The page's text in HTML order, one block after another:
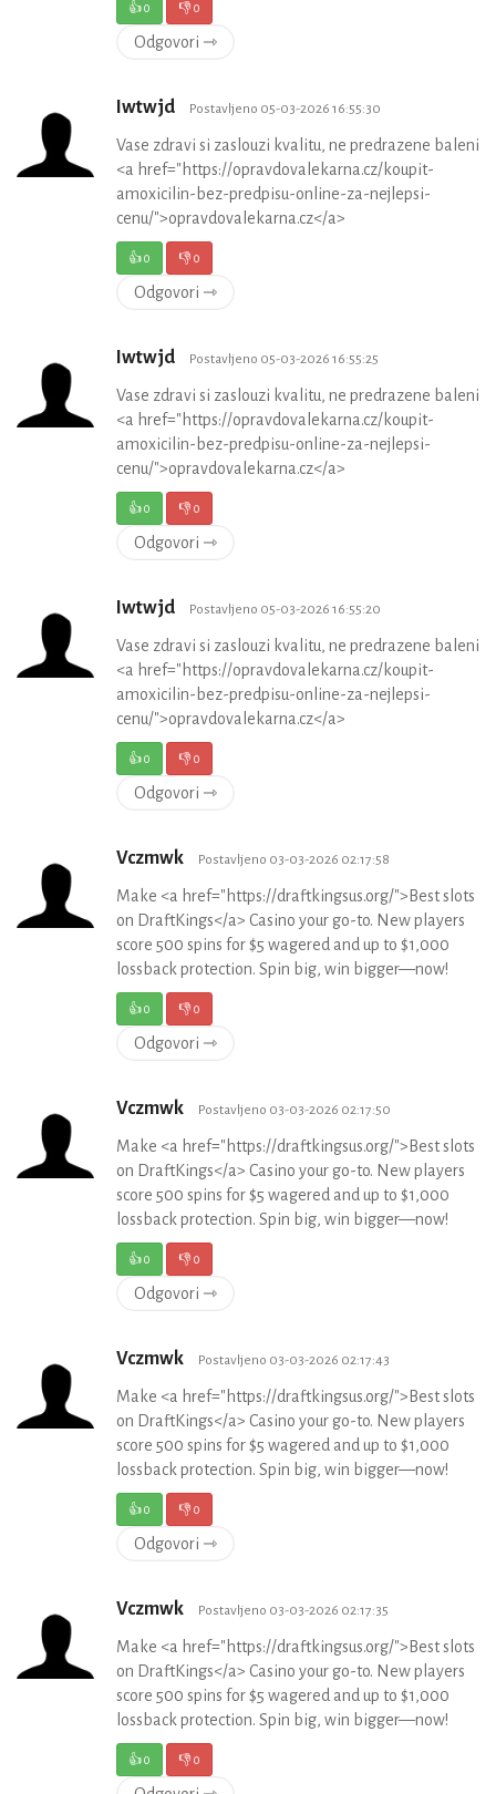
👍0 👎0
Odgovori ⇾
Iwtwjd Postavljeno 05-03-2026 16:55:30
Vase zdravi si zaslouzi kvalitu, ne predrazene baleni
<a href="https://opravdovalekarna.cz/koupit-
amoxicilin-bez-predpisu-online-za-nejlepsi-
cenu/">opravdovalekarna.cz</a>
👍0 👎0
Odgovori ⇾
Iwtwjd Postavljeno 05-03-2026 16:55:25
Vase zdravi si zaslouzi kvalitu, ne predrazene baleni
<a href="https://opravdovalekarna.cz/koupit-
amoxicilin-bez-predpisu-online-za-nejlepsi-
cenu/">opravdovalekarna.cz</a>
👍0 👎0
Odgovori ⇾
Iwtwjd Postavljeno 05-03-2026 16:55:20
Vase zdravi si zaslouzi kvalitu, ne predrazene baleni
<a href="https://opravdovalekarna.cz/koupit-
amoxicilin-bez-predpisu-online-za-nejlepsi-
cenu/">opravdovalekarna.cz</a>
👍0 👎0
Odgovori ⇾
Vczmwk Postavljeno 03-03-2026 02:17:58
Make <a href="https://draftkingsus.org/">Best slots
on DraftKings</a> Casino your go-to. New players
score 500 spins for $5 wagered and up to $1,000
lossback protection. Spin big, win bigger—now!
👍0 👎0
Odgovori ⇾
Vczmwk Postavljeno 03-03-2026 02:17:50
Make <a href="https://draftkingsus.org/">Best slots
on DraftKings</a> Casino your go-to. New players
score 500 spins for $5 wagered and up to $1,000
lossback protection. Spin big, win bigger—now!
👍0 👎0
Odgovori ⇾
Vczmwk Postavljeno 03-03-2026 02:17:43
Make <a href="https://draftkingsus.org/">Best slots
on DraftKings</a> Casino your go-to. New players
score 500 spins for $5 wagered and up to $1,000
lossback protection. Spin big, win bigger—now!
👍0 👎0
Odgovori ⇾
Vczmwk Postavljeno 03-03-2026 02:17:35
Make <a href="https://draftkingsus.org/">Best slots
on DraftKings</a> Casino your go-to. New players
score 500 spins for $5 wagered and up to $1,000
lossback protection. Spin big, win bigger—now!
👍0 👎0